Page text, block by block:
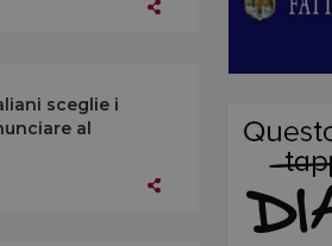
sceglie i
al